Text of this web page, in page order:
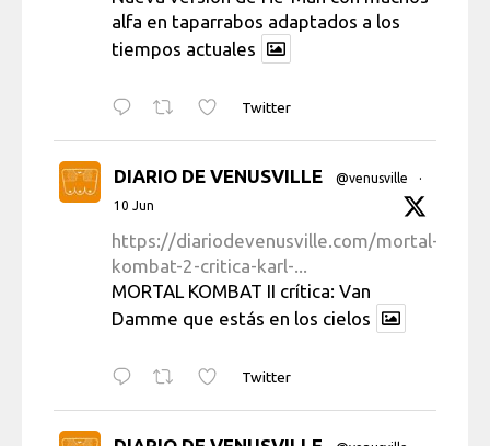
alfa en taparrabos adaptados a los
tiempos actuales
Twitter
DIARIO DE VENUSVILLE @venusville
·
10 Jun
https://diariodevenusville.com/mortal-
kombat-2-critica-karl-...
MORTAL KOMBAT II crítica: Van
Damme que estás en los cielos
Twitter